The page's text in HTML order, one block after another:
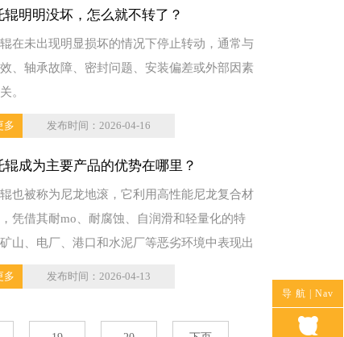
辊明明没坏，怎么就不转了？
在未出现明显损坏的情况下停止转动，通常与
、轴承故障、密封问题、安装偏差或外部因素
。
多 发布时间：2026-04-16
辊成为主要产品的优势在哪里？
也被称为尼龙地滚，它利用高性能尼龙复合材
凭借其耐mo、耐腐蚀、自润滑和轻量化的特
山、电厂、港口和水泥厂等恶劣环境中表现出
多 发布时间：2026-04-13
导 航 | Nav